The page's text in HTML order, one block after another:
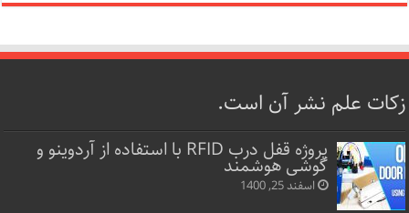
زکات علم نشر آن است.
پروژه قفل‌ درب RFID با استفاده از آردوینو و
گوشی هوشمند
اسفند 25, 1400